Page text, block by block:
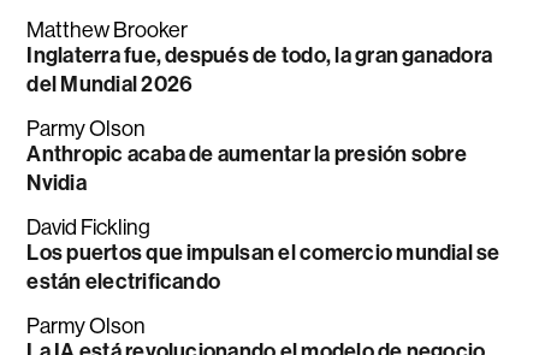
Matthew Brooker
Inglaterra fue, después de todo, la gran ganadora
del Mundial 2026
Parmy Olson
Anthropic acaba de aumentar la presión sobre
Nvidia
David Fickling
Los puertos que impulsan el comercio mundial se
están electrificando
Parmy Olson